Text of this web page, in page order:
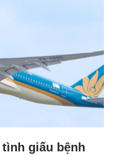
giấu bệnh